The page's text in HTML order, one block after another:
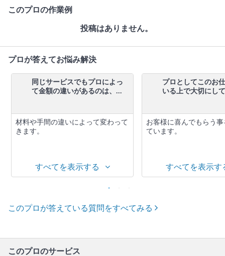
このプロの作業例
投稿はありません。
プロが答えてお悩み解決
同じサービスでもプロによっ
て金額の違いがあるのは、...
材料や手間の違いによって変わって
きます。
すべてを表示する
プロとしてこのお
いる上で大切にし
お客様に喜んでもらう
ています。
すべてを表示す
このプロが答えている質問をすべてみる
このプロのサービス